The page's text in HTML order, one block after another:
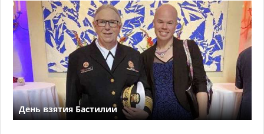
День взятия Бастилии